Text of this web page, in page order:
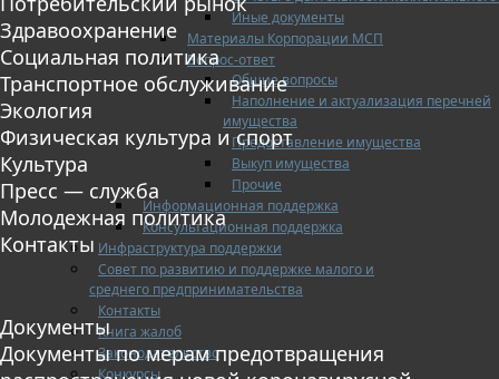
Иные документы
Материалы Корпорации МСП
Вопрос-ответ
Общие вопросы
Наполнение и актуализация перечней
имущества
Предоставление имущества
Выкуп имущества
Прочие
Информационная поддержка
Консультационная поддержка
Инфраструктура поддержки
Совет по развитию и поддержке малого и
среднего предпринимательства
Контакты
Книга жалоб
Законодательство
Конкурсы
Здравоохранение
Социальная политика
Транспортное обслуживание
Экология
Физическая культура и спорт
Культура
Пресс — служба
Молодежная политика
Контакты
Документы
Документы по мерам предотвращения